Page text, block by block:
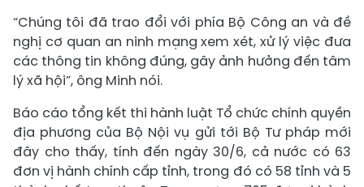
“Chúng tôi đã trao đổi với phía Bộ Công an và đề
nghị cơ quan an ninh mạng xem xét, xử lý việc đưa
các thông tin không đúng, gây ảnh hưởng đến tâm
lý xã hội”, ông Minh nói.
Báo cáo tổng kết thi hành luật Tổ chức chính quyền
địa phương của Bộ Nội vụ gửi tới Bộ Tư pháp mới
đây cho thấy, tính đến ngày 30/6, cả nước có 63
đơn vị hành chính cấp tỉnh, trong đó có 58 tỉnh và 5